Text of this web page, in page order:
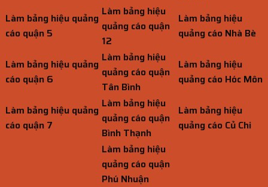
Làm bảng hiệu quảng
cáo quận 5
Làm bảng hiệu
quảng cáo quận
12
Làm bảng hiệu
quảng cáo Nhà Bè
Làm bảng hiệu quảng
cáo quận 6
Làm bảng hiệu
quảng cáo quận
Tân Bình
Làm bảng hiệu
quảng cáo Hóc Môn
Làm bảng hiệu quảng
cáo quận 7
Làm bảng hiệu
quảng cáo quận
Bình Thạnh
Làm bảng hiệu
quảng cáo Củ Chi
Làm bảng hiệu
quảng cáo quận
Phú Nhuận